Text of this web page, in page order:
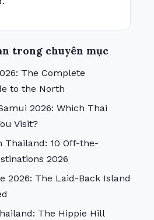
trong chuyên mục
The Complete
to the North
2026: Which Thai
Visit?
Thailand: 10 Off-the-
2026
2026: The Laid-Back Island
The Hippie Hill